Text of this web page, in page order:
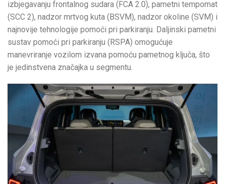
izbjegavanju frontalnog sudara (FCA 2.0), pametni tempomat
(SCC 2), nadzor mrtvog kuta (BSVM), nadzor okoline (SVM) i
najnovije tehnologije pomoći pri parkiranju. Daljinski pametni
sustav pomoći pri parkiranju (RSPA) omogućuje
manevriranje vozilom izvana pomoću pametnog ključa, što
je jedinstvena značajka u segmentu.